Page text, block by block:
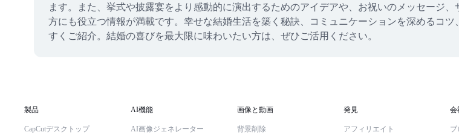
ます。また、挙式や披露宴をより感動的に演出するためのアイデアや、お祝いのメッセージ
方にも役立つ情報が満載です。幸せな結婚生活を築く秘訣、コミュニケーションを深めるコ
すくご紹介。結婚の喜びを最大限に味わいたい方は、ぜひご活用ください。
製品
CapCutデスクトップ
AI機能
AI画像ジェネレーター
画像と動画
背景削除
発見
アフィリエイト
会
ブ